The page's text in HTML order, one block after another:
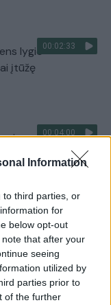
Information
to third parties, or
for
below opt-out
that after your
seeing
utilized by
parties prior to
of the further
00:02:33
lygio –
įtūžę
00:04:00
pavojingą